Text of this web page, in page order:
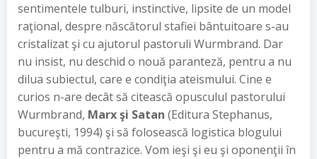
sentimentele tulburi, instinctive, lipsite de un model
raţional, despre născătorul stafiei bântuitoare s-au
cristalizat şi cu ajutorul pastoruli Wurmbrand. Dar
nu insist, nu deschid o nouă paranteză, pentru a nu
dilua subiectul, care e condiţia ateismului. Cine e
curios n-are decât să citească opusculul pastorului
Wurmbrand, Marx şi Satan (Editura Stephanus,
bucureşti, 1994) şi să folosească logistica blogului
pentru a mă contrazice. Vom ieşi şi eu şi oponenţii în